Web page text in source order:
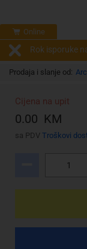
Online
Rok isporuke
Prodaja i slanje od:
Cijena na upit
0.00 KM
sa PDV Troškovi